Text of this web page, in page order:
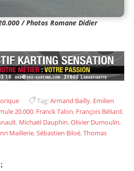
/ Photos Romane Didier
Tag:Armand Bailly, Emilien
20.000, Franck Talon, François Béliard,
, Michaël Dauphin, Olivier Dumoulin,
Maillerie, Sébastien Biloé, Thomas